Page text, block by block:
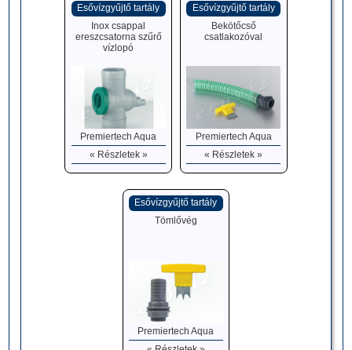
Esővízgyűjtő tartály
Inox csappal
ereszcsatorna szűrő
vízlopó
Premiertech Aqua
« Részletek »
Esővízgyűjtő tartály
Bekötőcső
csatlakozóval
Premiertech Aqua
« Részletek »
Esővízgyűjtő tartály
Tömlővég
Premiertech Aqua